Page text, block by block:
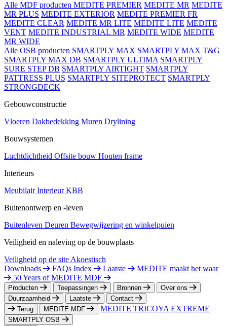
Alle MDF producten MEDITE PREMIER MEDITE MR MEDITE
MR PLUS MEDITE EXTERIOR MEDITE PREMIER FR
MEDITE CLEAR MEDITE MR LITE MEDITE LITE MEDITE
VENT MEDITE INDUSTRIAL MR MEDITE WIDE MEDITE
MR WIDE
Alle OSB producten SMARTPLY MAX SMARTPLY MAX T&G
SMARTPLY MAX DB SMARTPLY ULTIMA SMARTPLY
SURE STEP DB SMARTPLY AIRTIGHT SMARTPLY
PATTRESS PLUS SMARTPLY SITEPROTECT SMARTPLY
STRONGDECK
Gebouwconstructie
Vloeren Dakbedekking Muren Drylining
Bouwsystemen
Luchtdichtheid Offsite bouw Houten frame
Interieurs
MeubilairInterieurKBB
Buitenontwerp en -leven
Buitenleven Deuren Bewegwijzering en winkelpuien
Veiligheid en naleving op de bouwplaats
Veiligheid op de site Akoestisch
Downloads
FAQs Index Laatste
MEDITE maakt het waar
50 Years of MEDITE MDF
Producten Toepassingen Bronnen
Over ons
Duurzaamheid
Laatste
Contact
Terug
MEDITE MDF MEDITE TRICOYA EXTREME
SMARTPLY OSB